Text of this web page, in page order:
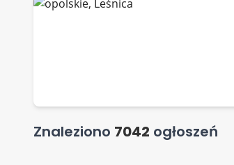
Znaleziono 7042 ogłoszeń